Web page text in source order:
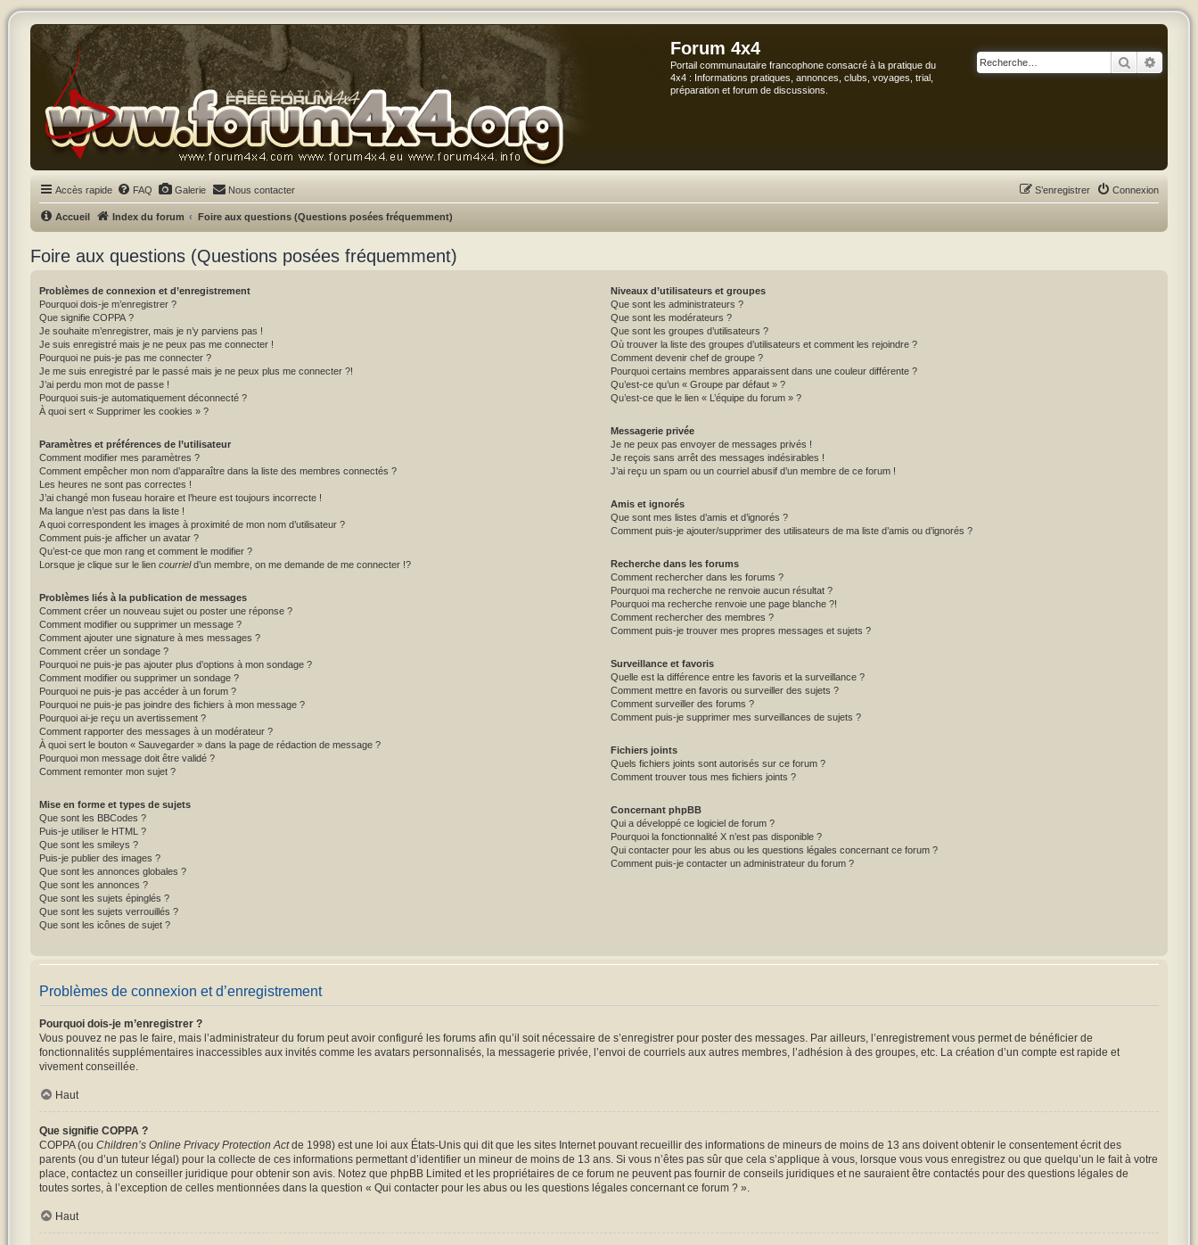
Forum 4x4
Portail communautaire francophone consacré à la pratique du
4x4 : Informations pratiques, annonces, clubs, voyages, trial,
préparation et forum de discussions.
Rechercher
Accès rapide FAQ Galerie Nous contacter Connexion
S’enregistrer
Accueil Index du forum Foire aux questions (Questions posées fréquemment)
Foire aux questions (Questions posées fréquemment)
Problèmes de connexion et d’enregistrement
Pourquoi dois-je m’enregistrer ?
Que signifie COPPA ?
Je souhaite m’enregistrer, mais je n’y parviens pas !
Je suis enregistré mais je ne peux pas me connecter !
Pourquoi ne puis-je pas me connecter ?
Je me suis enregistré par le passé mais je ne peux plus me connecter ?!
J’ai perdu mon mot de passe !
Pourquoi suis-je automatiquement déconnecté ?
À quoi sert « Supprimer les cookies » ?
Paramètres et préférences de l’utilisateur
Comment modifier mes paramètres ?
Comment empêcher mon nom d’apparaître dans la liste des membres connectés ?
Les heures ne sont pas correctes !
J’ai changé mon fuseau horaire et l’heure est toujours incorrecte !
Ma langue n’est pas dans la liste !
A quoi correspondent les images à proximité de mon nom d’utilisateur ?
Comment puis-je afficher un avatar ?
Qu’est-ce que mon rang et comment le modifier ?
Lorsque je clique sur le lien courrield’un membre, on me demande de me connecter !?
Problèmes liés à la publication de messages
Comment créer un nouveau sujet ou poster une réponse ?
Comment modifier ou supprimer un message ?
Comment ajouter une signature à mes messages ?
Comment créer un sondage ?
Pourquoi ne puis-je pas ajouter plus d’options à mon sondage ?
Comment modifier ou supprimer un sondage ?
Pourquoi ne puis-je pas accéder à un forum ?
Pourquoi ne puis-je pas joindre des fichiers à mon message ?
Pourquoi ai-je reçu un avertissement ?
Comment rapporter des messages à un modérateur ?
À quoi sert le bouton « Sauvegarder » dans la page de rédaction de message ?
Pourquoi mon message doit être validé ?
Comment remonter mon sujet ?
Mise en forme et types de sujets
Que sont les BBCodes ?
Puis-je utiliser le HTML ?
Que sont les smileys ?
Puis-je publier des images ?
Que sont les annonces globales ?
Que sont les annonces ?
Que sont les sujets épinglés ?
Que sont les sujets verrouillés ?
Que sont les icônes de sujet ?
Niveaux d’utilisateurs et groupes
Que sont les administrateurs ?
Que sont les modérateurs ?
Que sont les groupes d’utilisateurs ?
Où trouver la liste des groupes d’utilisateurs et comment les rejoindre ?
Comment devenir chef de groupe ?
Pourquoi certains membres apparaissent dans une couleur différente ?
Qu’est-ce qu’un « Groupe par défaut » ?
Qu’est-ce que le lien « L’équipe du forum » ?
Messagerie privée
Je ne peux pas envoyer de messages privés !
Je reçois sans arrêt des messages indésirables !
J’ai reçu un spam ou un courriel abusif d’un membre de ce forum !
Amis et ignorés
Que sont mes listes d’amis et d’ignorés ?
Comment puis-je ajouter/supprimer des utilisateurs de ma liste d’amis ou d’ignorés ?
Recherche dans les forums
Comment rechercher dans les forums ?
Pourquoi ma recherche ne renvoie aucun résultat ?
Pourquoi ma recherche renvoie une page blanche ?!
Comment rechercher des membres ?
Comment puis-je trouver mes propres messages et sujets ?
Surveillance et favoris
Quelle est la différence entre les favoris et la surveillance ?
Comment mettre en favoris ou surveiller des sujets ?
Comment surveiller des forums ?
Comment puis-je supprimer mes surveillances de sujets ?
Fichiers joints
Quels fichiers joints sont autorisés sur ce forum ?
Comment trouver tous mes fichiers joints ?
Concernant phpBB
Qui a développé ce logiciel de forum ?
Pourquoi la fonctionnalité X n’est pas disponible ?
Qui contacter pour les abus ou les questions légales concernant ce forum ?
Comment puis-je contacter un administrateur du forum ?
Problèmes de connexion et d’enregistrement
Pourquoi dois-je m’enregistrer ?
Vous pouvez ne pas le faire, mais l’administrateur du forum peut avoir configuré les forums afin qu’il soit nécessaire de s’enregistrer pour poster des messages. Par ailleurs, l’enregistrement vous permet de bénéficier de
fonctionnalités supplémentaires inaccessibles aux invités comme les avatars personnalisés, la messagerie privée, l’envoi de courriels aux autres membres, l’adhésion à des groupes, etc. La création d’un compte est rapide et
vivement conseillée.
Haut
Que signifie COPPA ?
COPPA (ou Children’s Online Privacy Protection Actde 1998) est une loi aux États-Unis qui dit que les sites Internet pouvant recueillir des informations de mineurs de moins de 13 ans doivent obtenir le consentement écrit des
parents (ou d’un tuteur légal) pour la collecte de ces informations permettant d’identifier un mineur de moins de 13 ans. Si vous n’êtes pas sûr que cela s’applique à vous, lorsque vous vous enregistrez ou que quelqu’un le fait à votre
place, contactez un conseiller juridique pour obtenir son avis. Notez que phpBB Limited et les propriétaires de ce forum ne peuvent pas fournir de conseils juridiques et ne sauraient être contactés pour des questions légales de
toutes sortes, à l’exception de celles mentionnées dans la question « Qui contacter pour les abus ou les questions légales concernant ce forum ? ».
Haut